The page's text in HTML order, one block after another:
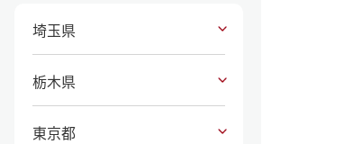
埼玉県
栃木県
東京都